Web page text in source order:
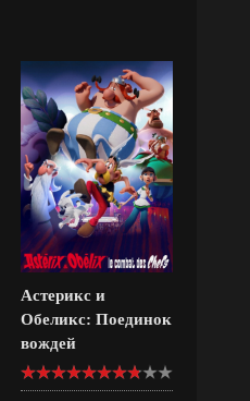
Астерикс и
Обеликс: Поединок
вождей